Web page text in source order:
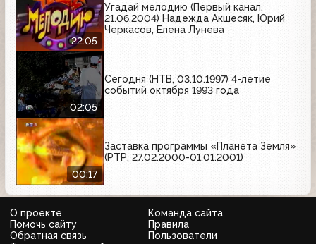
22:05
Угадай мелодию (Первый канал,
21.06.2004) Надежда Акшесяк, Юрий
Черкасов, Елена Лунева
02:05
Сегодня (НТВ, 03.10.1997) 4-летие
событий октября 1993 года
00:17
Заставка программы «Планета Земля»
(РТР, 27.02.2000-01.01.2001)
О проекте
Команда сайта
Помочь сайту
Правила
Обратная связь
Пользователи